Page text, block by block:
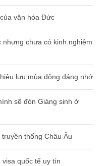
văn hóa Đức
nhưng chưa có kinh nghiệm
lưu mùa đông đáng nhớ
sẽ đón Giáng sinh ở
thống Châu Âu
quốc tế uy tín